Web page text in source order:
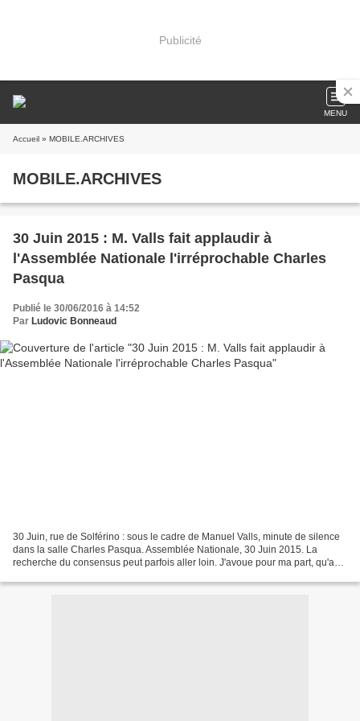
Publicité
MENU
Accueil » MOBILE.ARCHIVES
MOBILE.ARCHIVES
30 Juin 2015 : M. Valls fait applaudir à
l'Assemblée Nationale l'irréprochable Charles
Pasqua
Publié le 30/06/2016 à 14:52
Par Ludovic Bonneaud
30 Juin, rue de Solférino : sous le cadre de Manuel Valls, minute de silence
dans la salle Charles Pasqua. Assemblée Nationale, 30 Juin 2015. La
recherche du consensus peut parfois aller loin. J'avoue pour ma part, qu'au